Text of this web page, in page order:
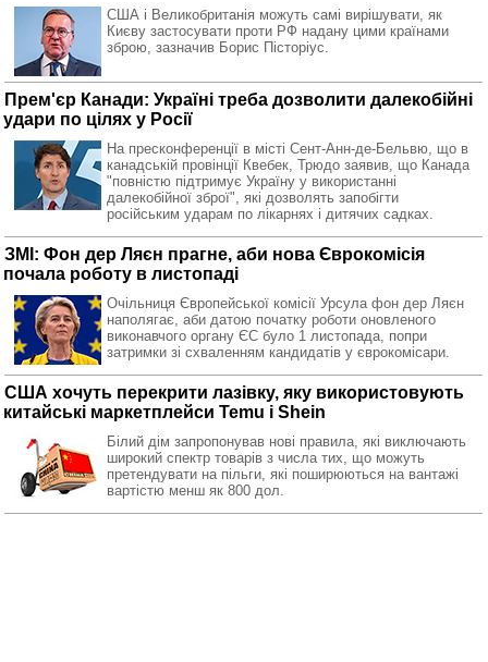
США і Великобританія можуть самі вирішувати, як
Києву застосувати проти РФ надану цими країнами
зброю, зазначив Борис Пісторіус.
Прем'єр Канади: Україні треба дозволити далекобійні
удари по цілях у Росії
На пресконференції в місті Сент-Анн-де-Бельвю, що в
канадській провінції Квебек, Трюдо заявив, що Канада
"повністю підтримує Україну у використанні
далекобійної зброї", які дозволять запобігти
російським ударам по лікарнях і дитячих садках.
ЗМІ: Фон дер Ляєн прагне, аби нова Єврокомісія
почала роботу в листопаді
Очільниця Європейської комісії Урсула фон дер Ляєн
наполягає, аби датою початку роботи оновленого
виконавчого органу ЄС було 1 листопада, попри
затримки зі схваленням кандидатів у єврокомісари.
США хочуть перекрити лазівку, яку використовують
китайські маркетплейси Temu і Shein
Білий дім запропонував нові правила, які виключають
широкий спектр товарів з числа тих, що можуть
претендувати на пільги, які поширюються на вантажі
вартістю менш як 800 дол.